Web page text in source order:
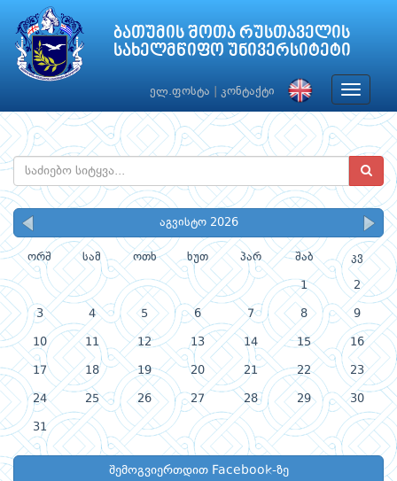
ბათუმის შოთა რუსთაველის
სახელმწიფო უნივერსიტეტი
ელ.ფოსტა კონტაქტი
Toggle
აგვისტო 2026
ორშ სამ ოთხ ხუთ პარ შაბ კვ
1 2
3 4 5 6 7 8 9
10 11 12 13 14 15 16
17 18 19 20 21 22 23
24 25 26 27 28 29 30
31
შემოგვიერთდით Facebook-ზე